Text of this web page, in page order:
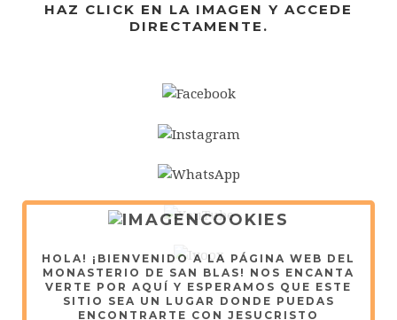
HAZ CLICK EN LA IMAGEN Y ACCEDE
DIRECTAMENTE.
HOLA! ¡BIENVENIDO A LA PÁGINA WEB DEL
MONASTERIO DE SAN BLAS! NOS ENCANTA
VERTE POR AQUÍ Y ESPERAMOS QUE ESTE
SITIO SEA UN LUGAR DONDE PUEDAS
ENCONTRARTE CON JESUCRISTO